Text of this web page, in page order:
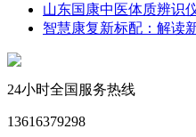
山东国康中医体质辨识
智慧康复新标配：解读
24小时全国服务热线
13616379298